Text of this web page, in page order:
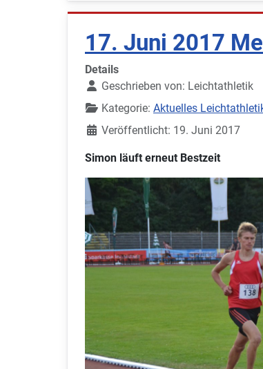
17. Juni 2017
Details
Geschrieben von: Leichtathletik
Kategorie: Aktuelles
Veröffentlicht: 19. Juni 2017
Simon läuft erneut Bestzeit